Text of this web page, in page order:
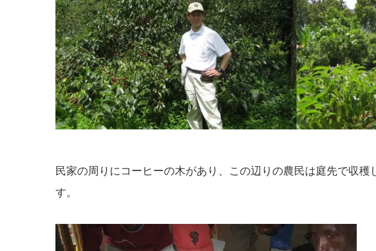
民家の周りにコーヒーの木があり、この辺りの農民は庭先で収穫
す。